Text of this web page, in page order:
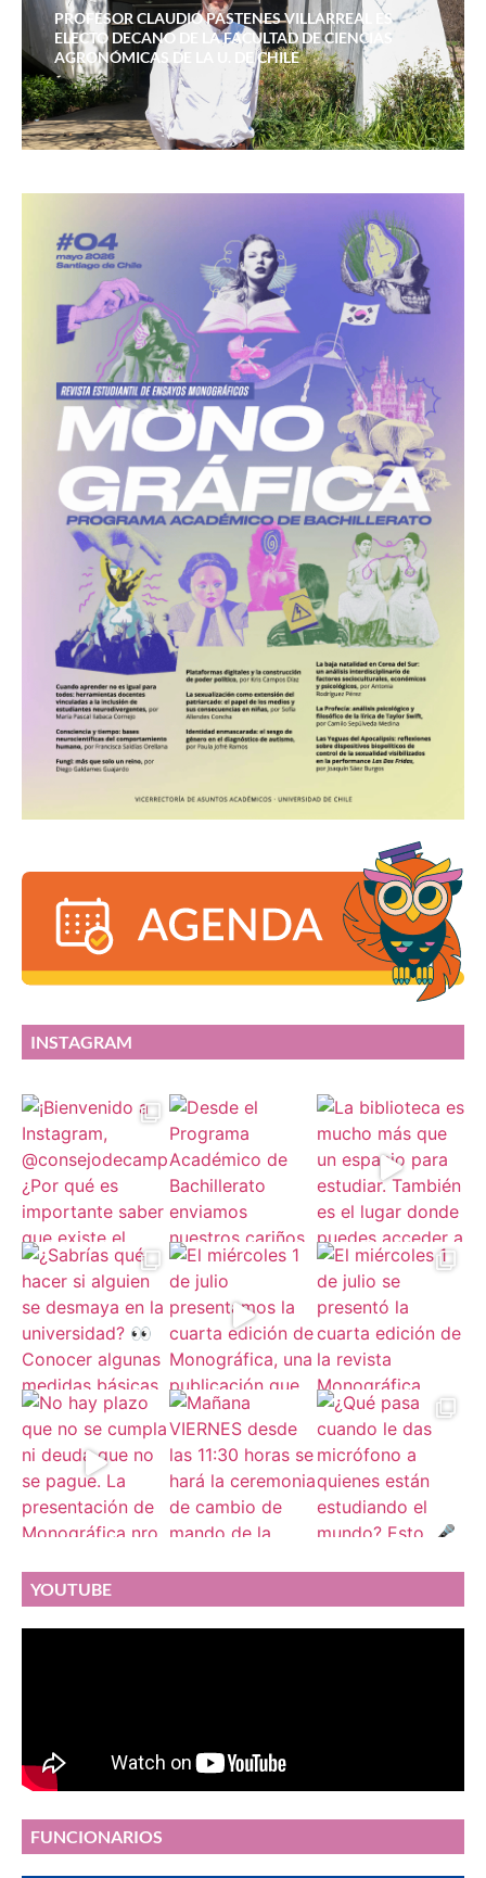
PROFESOR CLAUDIO PASTENES VILLARREAL ES
ELECTO DECANO DE LA FACULTAD DE CIENCIAS
AGRONÓMICAS DE LA U. DE CHILE
INSTAGRAM
YOUTUBE
FUNCIONARIOS